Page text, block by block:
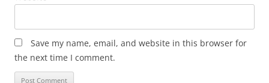
Save my name, email, and website in this browser for
the next time I comment.